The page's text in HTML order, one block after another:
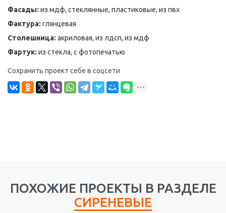
Фасады: из мдф, стеклянные, пластиковые, из пвх
Фактура: глянцевая
Столешница: акриловая, из лдсп, из мдф
Фартук: из стекла, с фотопечатью
Сохранить проект себе в соцсети
ПОХОЖИЕ ПРОЕКТЫ В РАЗДЕЛЕ
СИРЕНЕВЫЕ